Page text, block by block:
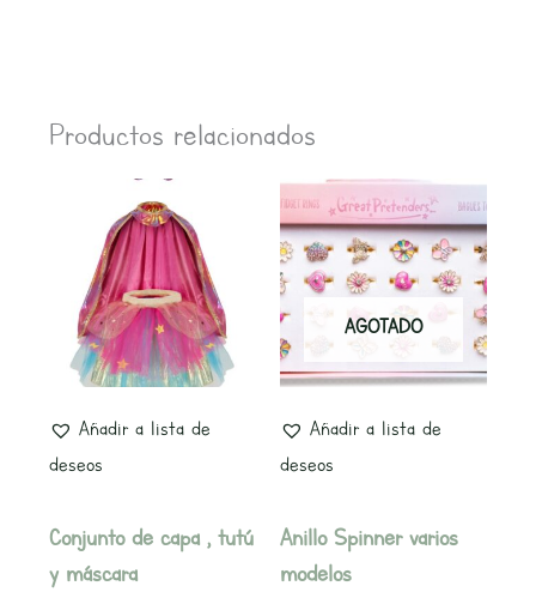
Productos relacionados
Añadir a lista de
deseos
Conjunto de capa , tutú
y máscara
AGOTADO
Añadir a lista de
deseos
Anillo Spinner varios
modelos